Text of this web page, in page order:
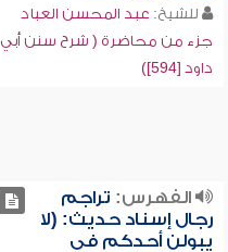
للشيخ: عبد المحسن العباد
جزء من محاضرة ( شرح سنن أبي
داود [594])
الفهرس: تراجم
رجال إسناد حديث: (لا
يبولن أحدكم في